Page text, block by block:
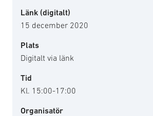
Länk (digitalt)
15 december 2020
Plats
Digitalt via länk
Tid
Kl. 15:00-17:00
Organisatör